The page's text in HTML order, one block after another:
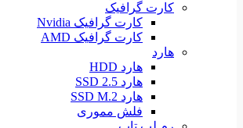
کارت گرافیک
کارت گرافیک Nvidia
کارت گرافیک AMD
هارد
هارد HDD
هارد SSD 2.5
هارد SSD M.2
فلش مموری